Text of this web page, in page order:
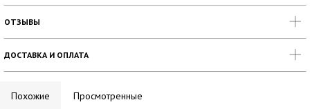
ОТЗЫВЫ
ДОСТАВКА И ОПЛАТА
Похожие Просмотренные